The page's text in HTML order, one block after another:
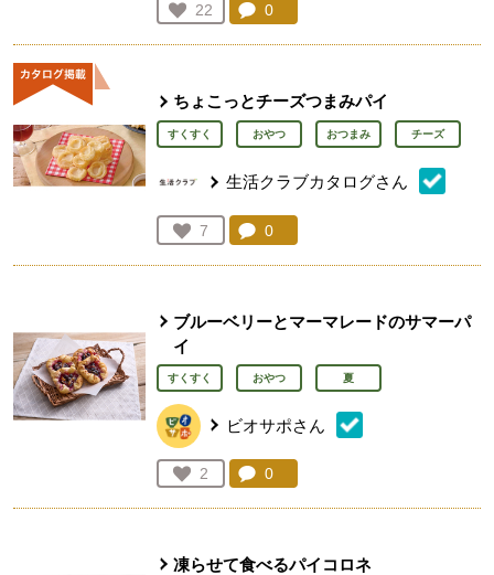
お気に入り登録：
22
人が登録
コメント：
0
ちょこっとチーズつまみパイ
すくすく おやつ おつまみ チーズ
生活クラブカタログさん
お気に入り登録：
7
人が登録
コメント：
0
ブルーベリーとマーマレードのサマーパ
イ
すくすく おやつ 夏
ビオサポさん
お気に入り登録：
2
人が登録
コメント：
0
凍らせて食べるパイコロネ